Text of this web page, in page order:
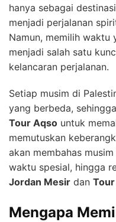
hanya sebagai
menjadi perjalanan
Namun, memilih
menjadi salah satu
kelancaran perjalanan.
Setiap musim di
yang berbeda,
Tour Aqso untuk
memutuskan
akan membahas
waktu spesial, hingga
Jordan Mesir dan
Mengapa